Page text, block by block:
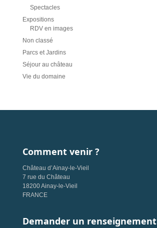
Spectacles
Expositions
RDV en images
Non classé
Parcs et Jardins
Séjour au château
Vie du domaine
Comment venir ?
Château d’Ainay-le-Vieil
7 rue du Château
18200 Ainay-le-Vieil
FRANCE
Demander un renseignement